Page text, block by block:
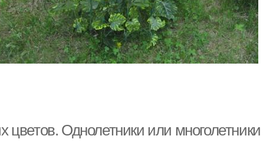
цветов. Однолетники или